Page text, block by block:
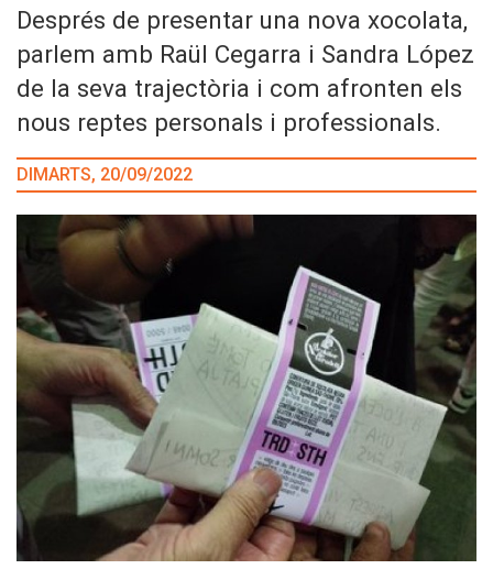
Després de presentar una nova xocolata,
parlem amb Raül Cegarra i Sandra López
de la seva trajectòria i com afronten els
nous reptes personals i professionals.
DIMARTS, 20/09/2022